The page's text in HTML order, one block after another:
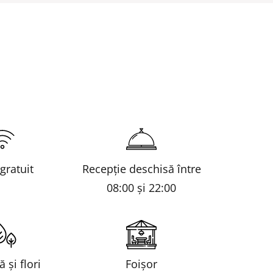
Recepţie deschisă între
08:00 și 22:00
și flori Foișor